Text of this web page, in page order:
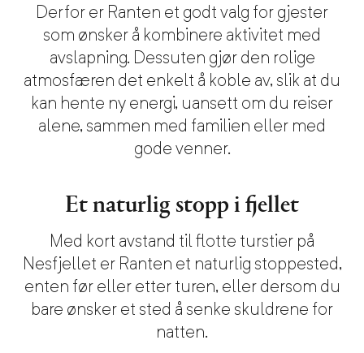
Derfor er Ranten et godt valg for gjester
som ønsker å kombinere aktivitet med
avslapning. Dessuten gjør den rolige
atmosfæren det enkelt å koble av, slik at du
kan hente ny energi, uansett om du reiser
alene, sammen med familien eller med
gode venner.
Et naturlig stopp i fjellet
Med kort avstand til flotte turstier på
Nesfjellet er Ranten et naturlig stoppested,
enten før eller etter turen, eller dersom du
bare ønsker et sted å senke skuldrene for
natten.